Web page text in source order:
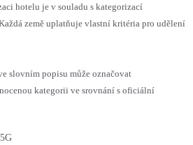
hotelu je v souladu s kategorizací
země uplatňuje vlastní kritéria pro udělení
slovním popisu může označovat
kategorii ve srovnání s oficiální